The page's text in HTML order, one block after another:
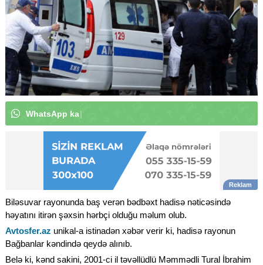
WhatsApp kan
Biləsuvar rayonunda baş verən bədbəxt hadisə nəticəsində
həyatını itirən şəxsin hərbçi olduğu məlum olub.
Avtosfer.az unikal-a istinadən xəbər verir ki, hadisə rayonun
Bağbanlar kəndində qeydə alınıb.
Belə ki, kənd sakini, 2001-ci il təvəllüdlü Məmmədli Tural İbrahim